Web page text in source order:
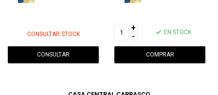
CONSULTAR STOCK
CONSULTAR
+
-
EN STOCK